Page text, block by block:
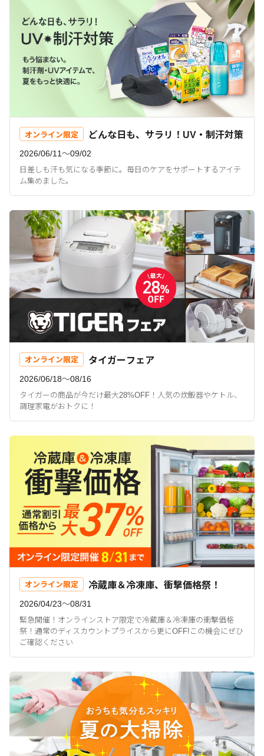
オンライン限定 どんな日も、サラリ！UV・制汗対策
2026/06/11〜09/02
日差しも汗も気になる季節に。毎日のケアをサポートするアイテ
ム集めました。
オンライン限定 タイガーフェア
2026/06/18〜08/16
タイガーの商品が今だけ最大28%OFF！人気の炊飯器やケトル、
調理家電がおトクに！
オンライン限定 冷蔵庫＆冷凍庫、衝撃価格祭！
2026/04/23〜08/31
緊急開催！オンラインストア限定で冷蔵庫＆冷凍庫の衝撃価格
祭！通常のディスカウントプライスから更にOFF!この機会にぜひ
ご確認ください